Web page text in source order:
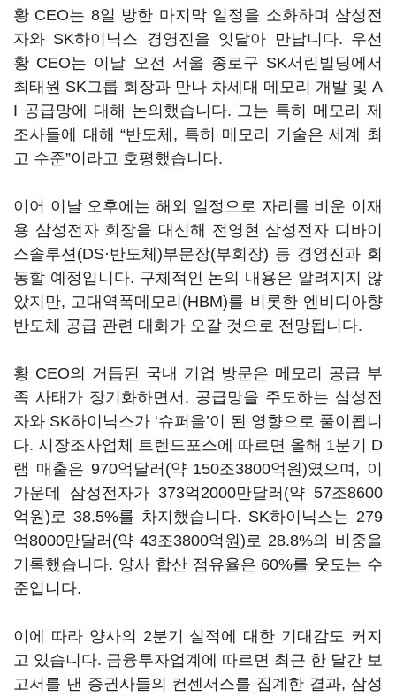
황 CEO는 8일 방한 마지막 일정을 소화하며 삼성전
자와 SK하이닉스 경영진을 잇달아 만납니다. 우선
황 CEO는 이날 오전 서울 종로구 SK서린빌딩에서
최태원 SK그룹 회장과 만나 차세대 메모리 개발 및 A
I 공급망에 대해 논의했습니다. 그는 특히 메모리 제
조사들에 대해 “반도체, 특히 메모리 기술은 세계 최
고 수준”이라고 호평했습니다.
이어 이날 오후에는 해외 일정으로 자리를 비운 이재
용 삼성전자 회장을 대신해 전영현 삼성전자 디바이
스솔루션(DS·반도체)부문장(부회장) 등 경영진과 회
동할 예정입니다. 구체적인 논의 내용은 알려지지 않
았지만, 고대역폭메모리(HBM)를 비롯한 엔비디아향
반도체 공급 관련 대화가 오갈 것으로 전망됩니다.
황 CEO의 거듭된 국내 기업 방문은 메모리 공급 부
족 사태가 장기화하면서, 공급망을 주도하는 삼성전
자와 SK하이닉스가 ‘슈퍼을’이 된 영향으로 풀이됩니
다. 시장조사업체 트렌드포스에 따르면 올해 1분기 D
램 매출은 970억달러(약 150조3800억원)였으며, 이
가운데 삼성전자가 373억2000만달러(약 57조8600
억원)로 38.5%를 차지했습니다. SK하이닉스는 279
억8000만달러(약 43조3800억원)로 28.8%의 비중을
기록했습니다. 양사 합산 점유율은 60%를 웃도는 수
준입니다.
이에 따라 양사의 2분기 실적에 대한 기대감도 커지
고 있습니다. 금융투자업계에 따르면 최근 한 달간 보
고서를 낸 증권사들의 컨센서스를 집계한 결과, 삼성